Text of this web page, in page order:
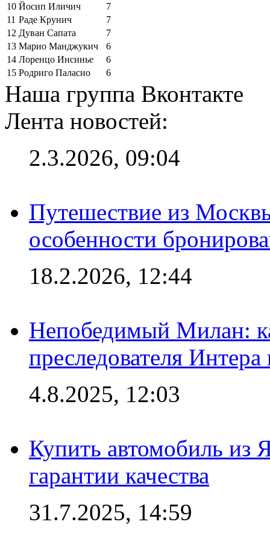
10 Йосип Иличич
7
11 Раде Крунич
7
12 Дуван Сапата
7
13 Марио Манджукич
6
14 Лоренцо Инсинье
6
15 Родриго Паласио 6
Наша группа Вконтакте
Лента новостей:
2.3.2026, 09:04
Путешествие из
особенности
18.2.2026, 12:44
Непобедимый Милан:
преследователя
4.8.2025, 12:03
Купить автомобиль из
гарантии качества
31.7.2025, 14:59